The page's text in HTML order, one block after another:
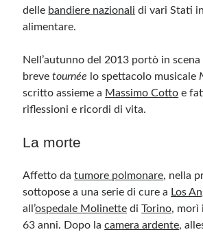
delle bandiere nazionali di vari Stati
alimentare.
Nell’autunno del 2013 portò in scena
brevetournée lo spettacolo musicale
scritto assieme a Massimo Cotto e
riflessioni e ricordi di vita.
La morte
Affetto datumore polmonare, nella
sottopose a una serie di cure a Los
all’ospedale Molinette diTorino, morì
63 anni. Dopo lacamera ardente,